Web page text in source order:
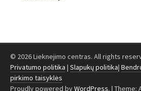
© 2026 Lieknejimo centras. All rights
Privatumo politika | Slapukų politika|
pirkimo taisyklės
Proudly powered byWordPress. | Theme: